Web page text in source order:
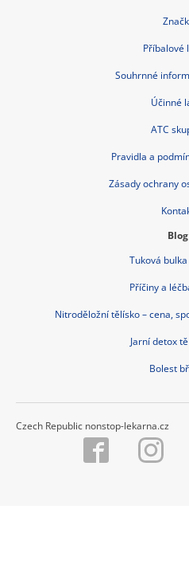
Příbalové
Souhrnné
Účinné
ATC
Pravidla a
Zásady ochrany
Blog
Tuková
Příčiny a
Nitroděložní tělísko – cena,
Jarní detox
Bolest
Czech Republic nonstop-lekarna.cz